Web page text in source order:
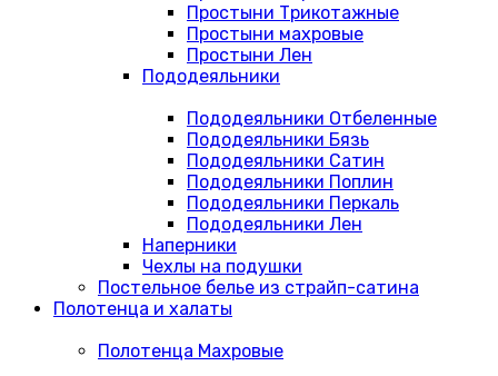
Простыни Трикотажные
Простыни махровые
Простыни Лен
Пододеяльники
Пододеяльники Отбеленные
Пододеяльники Бязь
Пододеяльники Сатин
Пододеяльники Поплин
Пододеяльники Перкаль
Пододеяльники Лен
Наперники
Чехлы на подушки
Постельное белье из страйп-сатина
Полотенца и халаты
Полотенца Махровые